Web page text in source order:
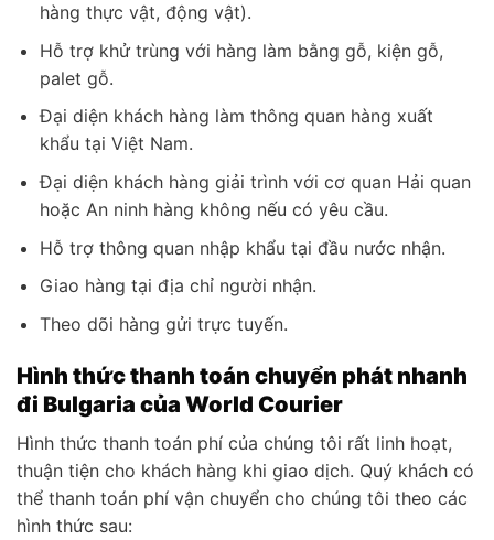
hàng thực vật, động vật).
Hỗ trợ khử trùng với hàng làm bằng gỗ, kiện gỗ,
palet gỗ.
Đại diện khách hàng làm thông quan hàng xuất
khẩu tại Việt Nam.
Đại diện khách hàng giải trình với cơ quan Hải quan
hoặc An ninh hàng không nếu có yêu cầu.
Hỗ trợ thông quan nhập khẩu tại đầu nước nhận.
Giao hàng tại địa chỉ người nhận.
Theo dõi hàng gửi trực tuyến.
Hình thức thanh toán chuyển phát nhanh
đi Bulgaria của World Courier
Hình thức thanh toán phí của chúng tôi rất linh hoạt,
thuận tiện cho khách hàng khi giao dịch. Quý khách có
thể thanh toán phí vận chuyển cho chúng tôi theo các
hình thức sau: